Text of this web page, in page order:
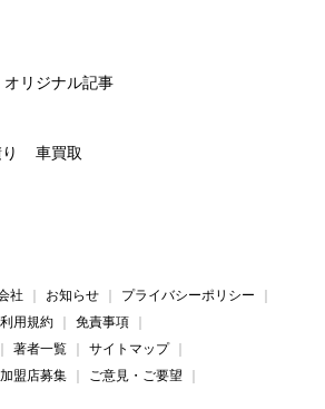
オリジナル記事
車買取
社 お知らせ
プライバシーポリシー
利用規約
免責事項
著者一覧
サイトマップ
盟店募集
ご意見・ご要望